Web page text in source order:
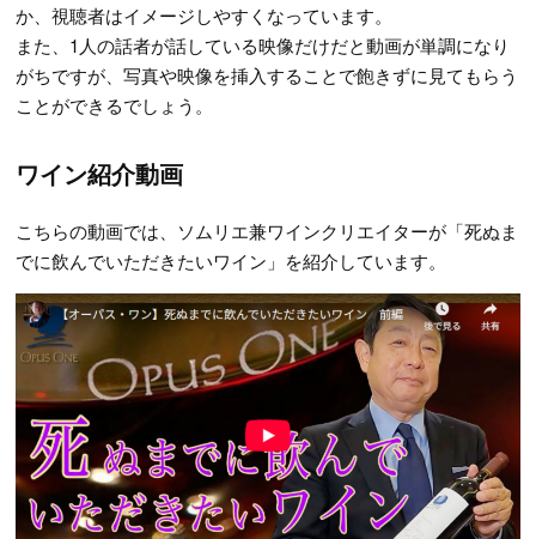
か、視聴者はイメージしやすくなっています。
また、1人の話者が話している映像だけだと動画が単調になり
がちですが、写真や映像を挿入することで飽きずに見てもらう
ことができるでしょう。
ワイン紹介動画
こちらの動画では、ソムリエ兼ワインクリエイターが「死ぬま
でに飲んでいただきたいワイン」を紹介しています。